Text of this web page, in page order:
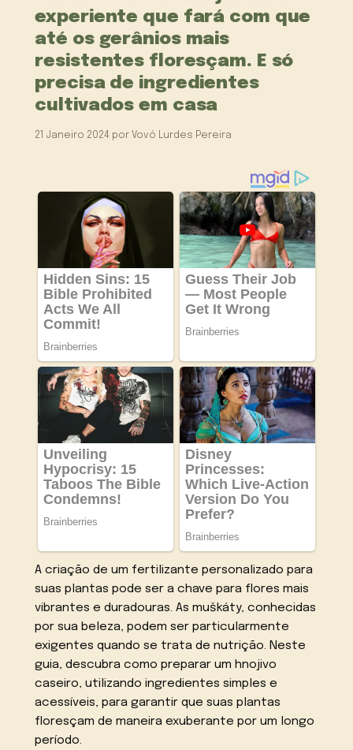
experiente que fará com que
até os gerânios mais
resistentes floresçam. E só
precisa de ingredientes
cultivados em casa
21 Janeiro 2024 por Vovó Lurdes Pereira
A criação de um fertilizante personalizado para
suas plantas pode ser a chave para flores mais
vibrantes e duradouras. As muškáty, conhecidas
por sua beleza, podem ser particularmente
exigentes quando se trata de nutrição. Neste
guia, descubra como preparar um hnojivo
caseiro, utilizando ingredientes simples e
acessíveis, para garantir que suas plantas
floresçam de maneira exuberante por um longo
período.